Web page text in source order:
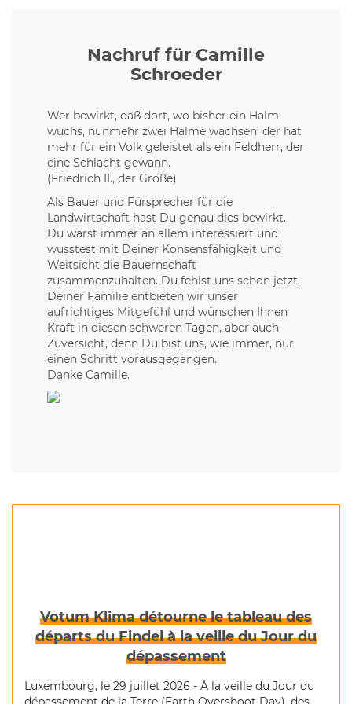
Nachruf für Camille
Schroeder
Wer bewirkt, daß dort, wo bisher ein Halm
wuchs, nunmehr zwei Halme wachsen, der hat
mehr für ein Volk geleistet als ein Feldherr, der
eine Schlacht gewann.
(Friedrich II., der Große)
Als Bauer und Fürsprecher für die
Landwirtschaft hast Du genau dies bewirkt.
Du warst immer an allem interessiert und
wusstest mit Deiner Konsensfähigkeit und
Weitsicht die Bauernschaft
zusammenzuhalten. Du fehlst uns schon jetzt.
Deiner Familie entbieten wir unser
aufrichtiges Mitgefühl und wünschen Ihnen
Kraft in diesen schweren Tagen, aber auch
Zuversicht, denn Du bist uns, wie immer, nur
einen Schritt vorausgegangen.
Danke Camille.
Votum Klima détourne le tableau des
départs du Findel à la veille du Jour du
dépassement
Luxembourg, le 29 juillet 2026 - À la veille du Jour du